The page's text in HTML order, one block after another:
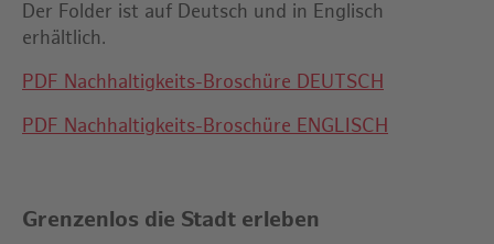
Der Folder ist auf Deutsch und in Englisch
erhältlich.
PDF Nachhaltigkeits-Broschüre DEUTSCH
PDF Nachhaltigkeits-Broschüre ENGLISCH
Grenzenlos die Stadt erleben